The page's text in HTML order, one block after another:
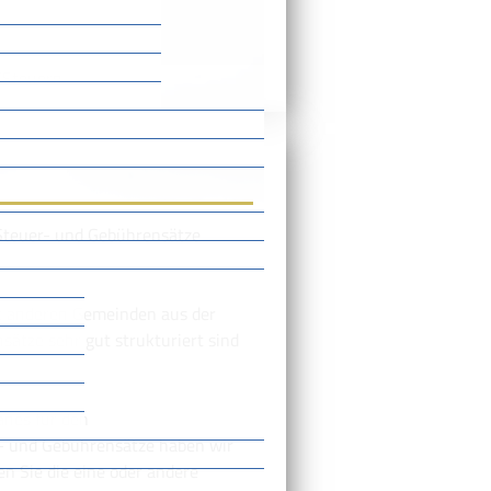
und Gebührensätze
Gemeinden aus der
sehr gut strukturiert sind
für den
Gebührensätze haben wir
Sie die eine oder andere